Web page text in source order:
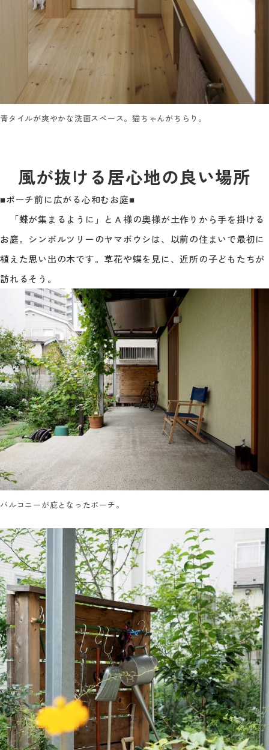
青タイルが爽やかな洗面スペース。猫ちゃんがちらり。
風が抜ける居心地の良い場所
■ポーチ前に広がる心和むお庭■
「蝶が集まるように」とＡ様の奥様が土作りから手を掛ける
お庭。シンボルツリーのヤマボウシは、以前の住まいで最初に
植えた思い出の木です。草花や蝶を見に、近所の子どもたちが
訪れるそう。
バルコニーが庇となったポーチ。